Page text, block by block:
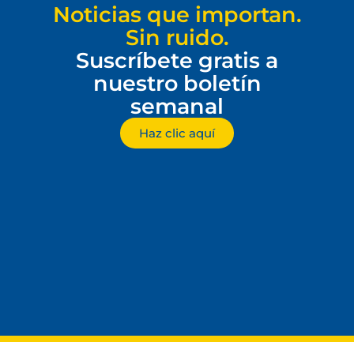
Noticias que importan.
Sin ruido.
Suscríbete gratis a
nuestro boletín
semanal
Haz clic aquí